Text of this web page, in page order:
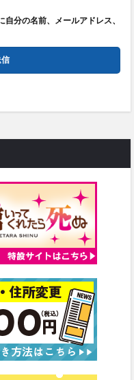
分の名前、メールアドレス、